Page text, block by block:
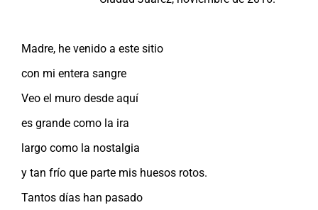
Madre, he venido a este sitio
con mi entera sangre
Veo el muro desde aquí
es grande como la ira
largo como la nostalgia
y tan frío que parte mis huesos rotos.
Tantos días han pasado